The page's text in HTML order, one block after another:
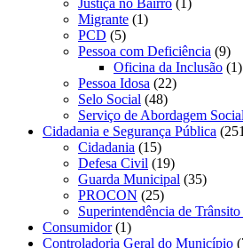
Justiça no Bairro (1)
Migrante (1)
PCD (5)
Pessoa com Deficiência (9)
Oficina da Inclusão (1)
Pessoa Idosa (22)
Selo Social (48)
Serviço de Abordagem Social
Cidadania e Segurança Pública
Cidadania (15)
Defesa Civil (19)
Guarda Municipal (35)
PROCON (25)
Superintendência de
Consumidor(1)
Controladoria Geral do Município